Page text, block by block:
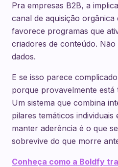
Pra empresas B2B, a
canal de aquisição
favorece programas que
criadores de conteúdo. Não
dados.
E se isso parece
porque provavelmente
Um sistema que combina
pilares temáticos individuais
manter aderência é o que
sobrevive do que morre
Conheça como a Boldfy